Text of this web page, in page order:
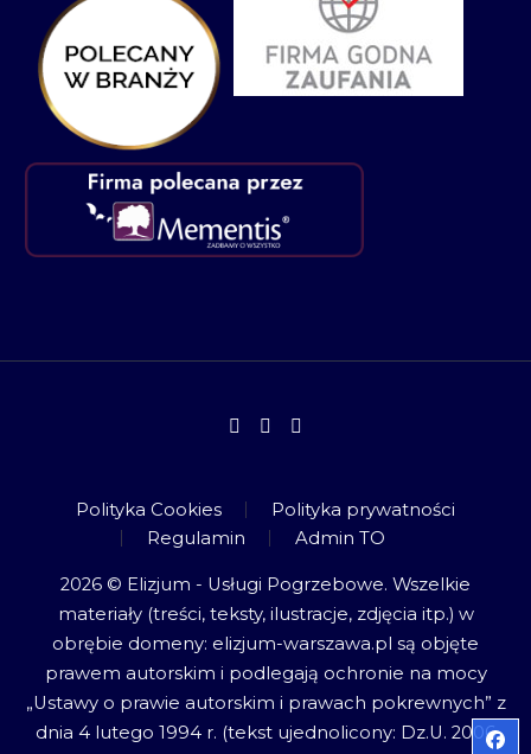
Polityka Cookies
Polityka prywatności
Regulamin
Admin TO
2026 © Elizjum - Usługi Pogrzebowe. Wszelkie
materiały (treści, teksty, ilustracje, zdjęcia itp.) w
obrębie domeny: elizjum-warszawa.pl są objęte
prawem autorskim i podlegają ochronie na mocy
„Ustawy o prawie autorskim i prawach pokrewnych” z
dnia 4 lutego 1994 r. (tekst ujednolicony: Dz.U. 2006